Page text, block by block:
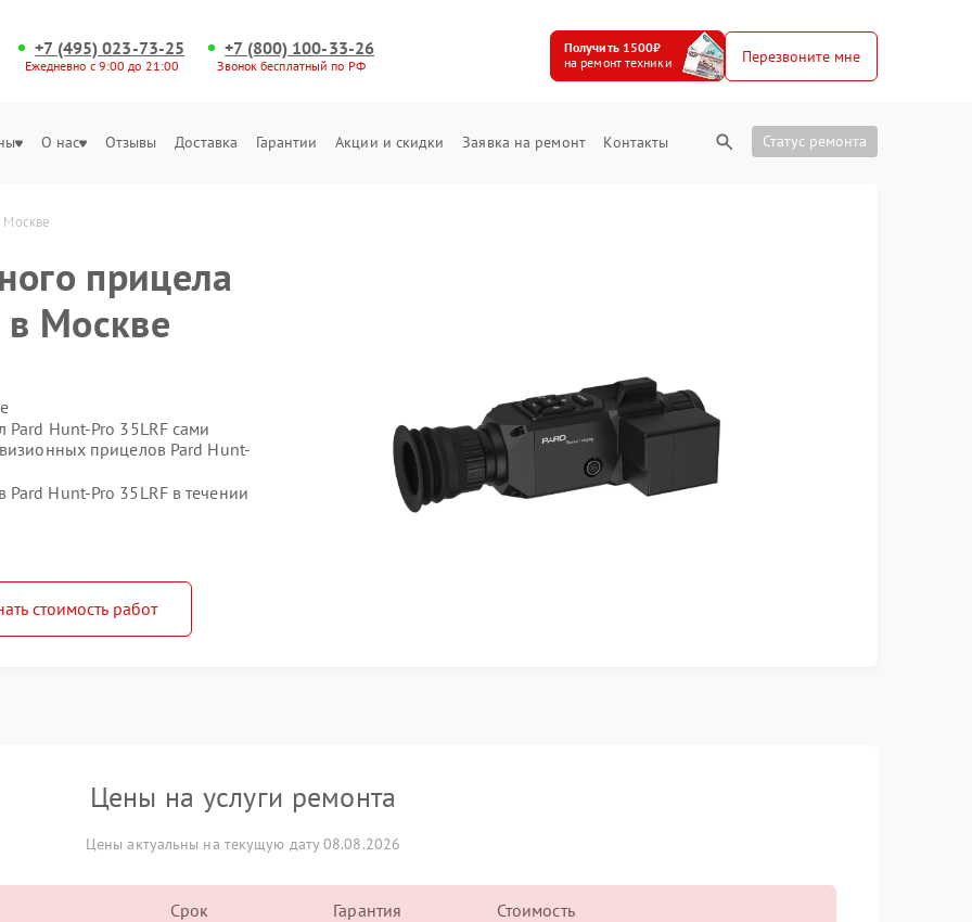
+7 (495) 023-73-25
Ежедневно с 9:00 до 21:00
+7 (800) 100-33-26
Звонок бесплатный по РФ
Получить 1500₽
на ремонт техники
Перезвоните мне
О нас Отзывы Доставка Гарантии Акции и скидки Заявка на ремонт Контакты Статус ремонта
Москве
прицела
в Москве
Hunt-Pro 35LRF сами
прицелов Pard Hunt-
Hunt-Pro 35LRF в течении
стоимость работ
Цены на услуги ремонта
Цены актуальны на текущую дату 08.08.2026
Срок Гарантия Стоимость